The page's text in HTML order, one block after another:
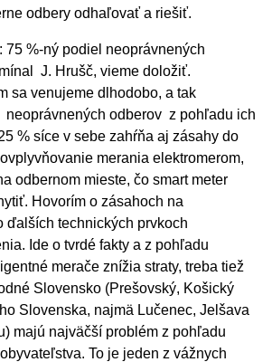
odbery odhaľovať a riešiť.
75 %-ný podiel neoprávnených
J. Hrušč, vieme doložiť.
sa venujeme dlhodobo, a tak
neoprávnených odberov z pohľadu ich
% síce v sebe zahŕňa aj zásahy do
merania elektromerom,
odbernom mieste, čo smart meter
Hovorím o zásahoch na
ďalších technických prvkoch
Ide o tvrdé fakty a z pohľadu
merače znížia straty, treba tiež
Slovensko (Prešovský, Košický
Slovenska, najmä Lučenec, Jelšava
majú najväčší problém z pohľadu
To je jeden z vážnych